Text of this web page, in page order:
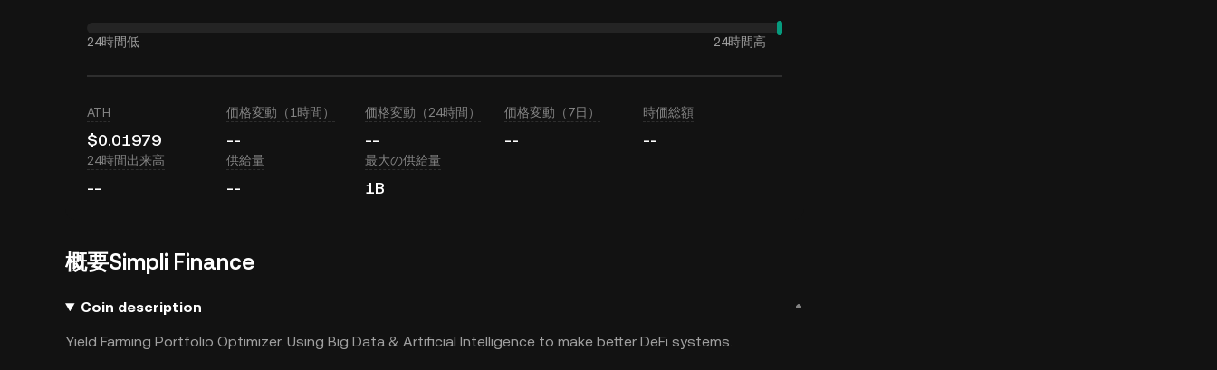
24時間低 -- 24時間高 --
ATH
$0.01979
価格変動（1時間）
--
価格変動（24時間）
--
価格変動（7日）
--
時価総額
--
24時間出来高
--
供給量
--
最大の供給量
1B
概要Simpli Finance
Coin description
Yield Farming Portfolio Optimizer. Using Big Data & Artificial Intelligence to make better DeFi systems.